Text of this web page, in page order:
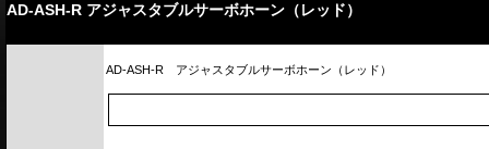
AD-ASH-R アジャスタブルサーボホーン（レッド）
AD-ASH-R アジャスタブルサーボホーン（レッド）